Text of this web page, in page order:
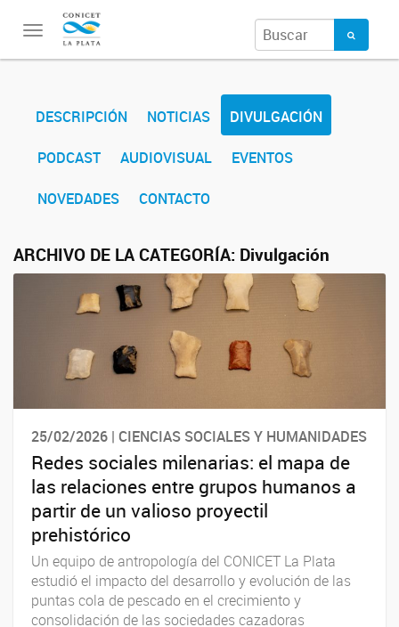
Toggle
navigation
DESCRIPCIÓN NOTICIAS DIVULGACIÓN
PODCAST AUDIOVISUAL EVENTOS
NOVEDADES CONTACTO
ARCHIVO DE LA CATEGORÍA: Divulgación
25/02/2026 | CIENCIAS SOCIALES Y HUMANIDADES
Redes sociales milenarias: el mapa de
las relaciones entre grupos humanos a
partir de un valioso proyectil
prehistórico
Un equipo de antropología del CONICET La Plata
estudió el impacto del desarrollo y evolución de las
puntas cola de pescado en el crecimiento y
consolidación de las sociedades cazadoras